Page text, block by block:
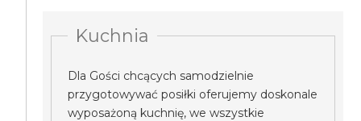
Kuchnia
Dla Gości chcących samodzielnie
przygotowywać posiłki oferujemy doskonale
wyposażoną kuchnię, we wszystkie